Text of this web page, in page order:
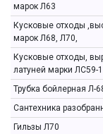
марок Л63
Кусковые отходы
марок Л68, Л70,
Кусковые отходы,
латуней марки ЛС59-1
Трубка бойлерная Л-
Сантехника
Гильзы Л70